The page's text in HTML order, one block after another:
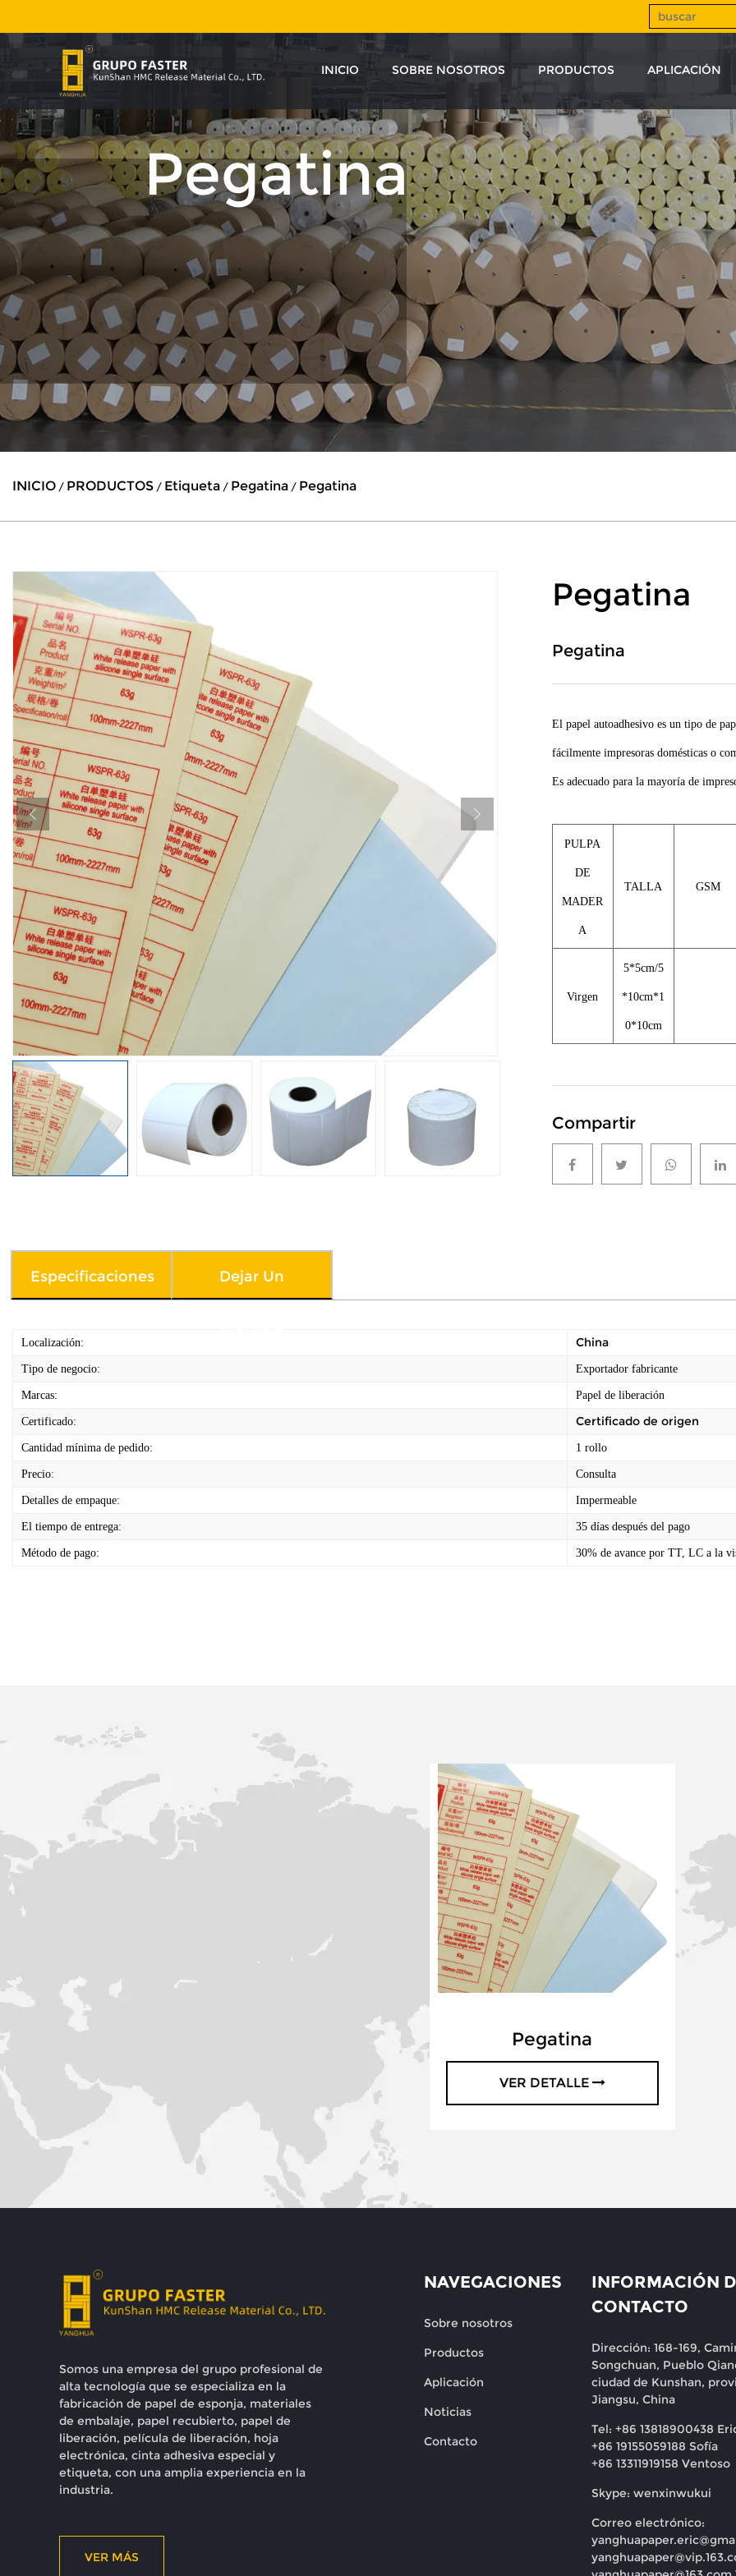
INICIO SOBRE NOSOTROS PRODUCTOS APLICACIÓN
Pegatina
INICIO / PRODUCTOS / Etiqueta / Pegatina / Pegatina
Pegatina
Pegatina
El papel autoadhesivo es un tipo de
fácilmente impresoras domésticas o
Es adecuado para la mayoría de
PULPA
DE
MADER
A
TALLA GSM
Virgen
5*5cm/5
*10cm*1
0*10cm
Compartir
Especificaciones Dejar Un
Localización: China
Tipo de negocio: Exportador fabricante
Marcas: Papel de liberación
Certificado: Certificado de origen
Cantidad mínima de pedido: 1 rollo
Precio: Consulta
Detalles de empaque: Impermeable
El tiempo de entrega: 35 días después del pago
Método de pago: 30% de avance por TT, LC a la
Pegatina
VER DETALLE
Somos una empresa del grupo profesional de
alta tecnología que se especializa en la
fabricación de papel de esponja, materiales
de embalaje, papel recubierto, papel de
liberación, película de liberación, hoja
electrónica, cinta adhesiva especial y
etiqueta, con una amplia experiencia en la
industria.
VER MÁS
NAVEGACIONES
Sobre nosotros
Productos
Aplicación
Noticias
Contacto
INFORMACIÓN
CONTACTO
Dirección: 168-169,
Songchuan, Pueblo
ciudad de Kunshan,
Jiangsu, China
Tel: +86 13818900438
+86 19155059188 Sofía
+86 13311919158 Ventoso
Skype: wenxinwukui
Correo electrónico: